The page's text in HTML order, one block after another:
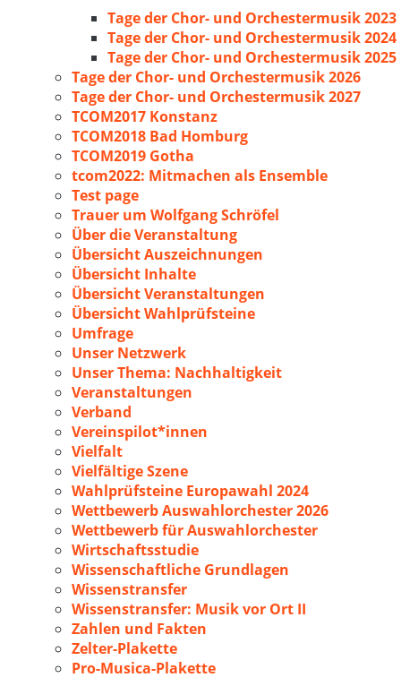
Tage der Chor- und Orchestermusik 2023
Tage der Chor- und Orchestermusik 2024
Tage der Chor- und Orchestermusik 2025
Tage der Chor- und Orchestermusik 2026
Tage der Chor- und Orchestermusik 2027
TCOM2017 Konstanz
TCOM2018 Bad Homburg
TCOM2019 Gotha
tcom2022: Mitmachen als Ensemble
Test page
Trauer um Wolfgang Schröfel
Über die Veranstaltung
Übersicht Auszeichnungen
Übersicht Inhalte
Übersicht Veranstaltungen
Übersicht Wahlprüfsteine
Umfrage
Unser Netzwerk
Unser Thema: Nachhaltigkeit
Veranstaltungen
Verband
Vereinspilot*innen
Vielfalt
Vielfältige Szene
Wahlprüfsteine Europawahl 2024
Wettbewerb Auswahlorchester 2026
Wettbewerb für Auswahlorchester
Wirtschaftsstudie
Wissenschaftliche Grundlagen
Wissenstransfer
Wissenstransfer: Musik vor Ort II
Zahlen und Fakten
Zelter-Plakette
Pro-Musica-Plakette